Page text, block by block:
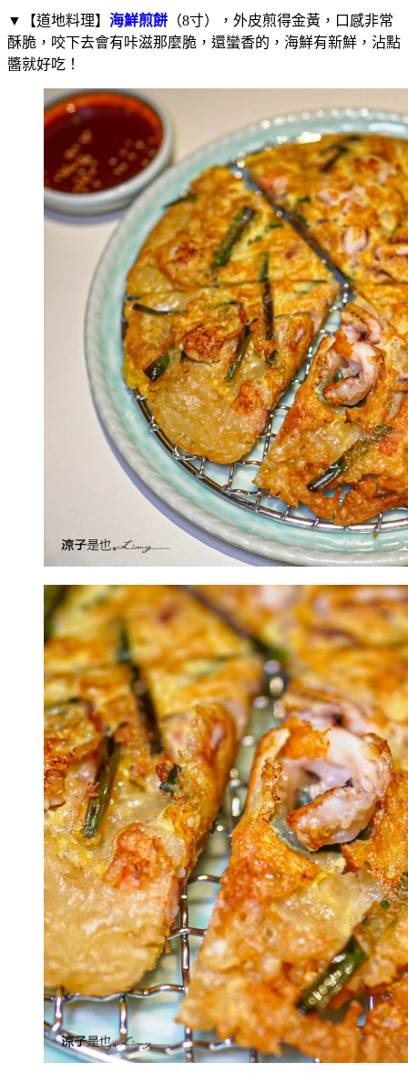
▼【道地料理】 海鮮煎餅 （8寸），外皮煎得金黃，口感非常
酥脆，咬下去會有咔滋那麼脆，還蠻香的，海鮮有新鮮，沾點
醬就好吃！